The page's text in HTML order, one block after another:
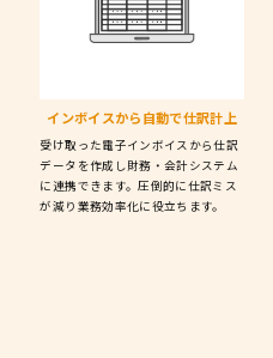
インボイスから自動で仕訳計上
受け取った電子インボイスから仕訳
データを作成し財務・会計システム
に連携できます。圧倒的に仕訳ミス
が減り業務効率化に役立ちます。